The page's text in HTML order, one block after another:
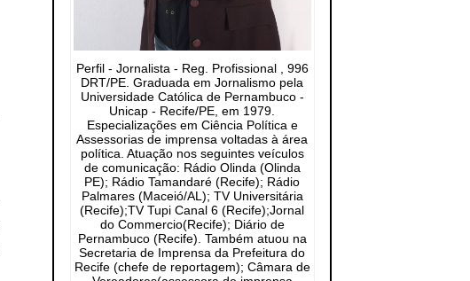
Perfil - Jornalista - Reg. Profissional , 996
DRT/PE. Graduada em Jornalismo pela
Universidade Católica de Pernambuco -
Unicap - Recife/PE, em 1979.
Especializações em Ciência Política e
Assessorias de imprensa voltadas à área
política. Atuação nos seguintes veículos
de comunicação: Rádio Olinda (Olinda
PE); Rádio Tamandaré (Recife); Rádio
Palmares (Maceió/AL); TV Universitária
(Recife);TV Tupi Canal 6 (Recife);Jornal
do Commercio(Recife); Diário de
Pernambuco (Recife). Também atuou na
Secretaria de Imprensa da Prefeitura do
Recife (chefe de reportagem); Câmara de